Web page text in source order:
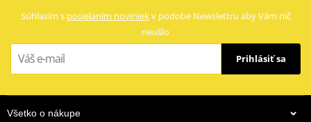
Súhlasím s posielaním noviniekv podobe Newslettru aby Vám nič
neušlo
Prihlásiť sa
Všetko o nákupe